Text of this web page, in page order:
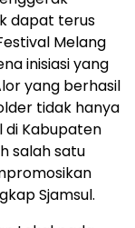
dapat terus
Melang
inisiasi yang
yang berhasil
tidak hanya
di Kabupaten
salah satu
Sjamsul.